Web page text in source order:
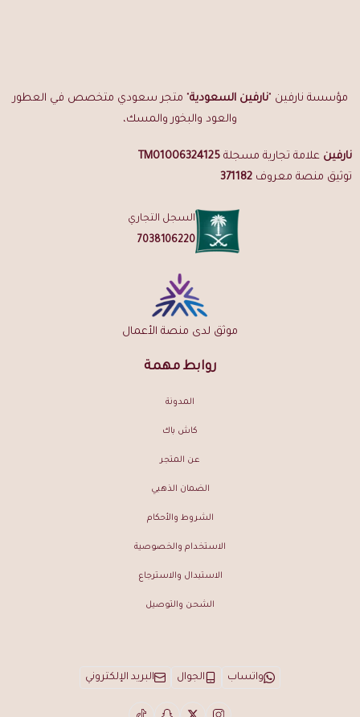
روابط مهمة
المدونة
كاش باك
عن المتجر
الضمان الذهبي
الشروط والأحكام
الاستخدام والخصوصية
الاستبدال والاسترجاع
الشحن والتوصيل
مؤسسة نارفين "نارفين السعودية" متجر سعودي متخصص في العطور
والعود والبخور والمسك،
نارفين علامة تجارية مسجلة TM01006324125
توثيق منصة معروف 371182
السجل التجاري
7038106220
موثق لدى منصة الأعمال
واتساب الجوال البريد الإلكتروني